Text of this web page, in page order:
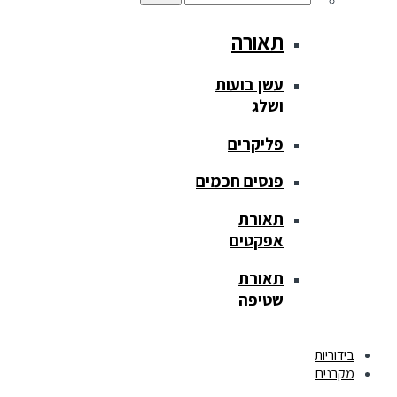
תאורה
עשן בועות
ושלג
פליקרים
פנסים חכמים
תאורת
אפקטים
תאורת
שטיפה
בידוריות
מקרנים